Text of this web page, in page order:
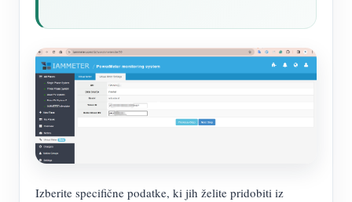
Izberite specifične podatke, ki jih želite pridobiti iz